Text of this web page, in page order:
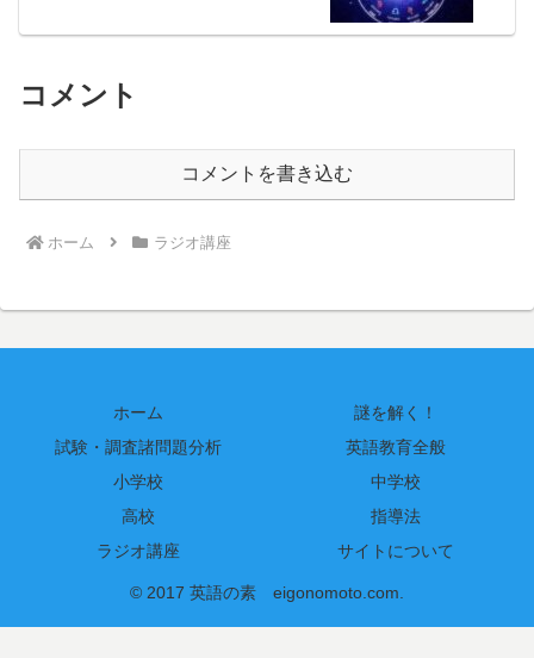
コメント
コメントを書き込む
ホーム ラジオ講座
ホーム
謎を解く！
試験・調査諸問題分析
英語教育全般
小学校
中学校
高校
指導法
ラジオ講座
サイトについて
© 2017 英語の素 eigonomoto.com.